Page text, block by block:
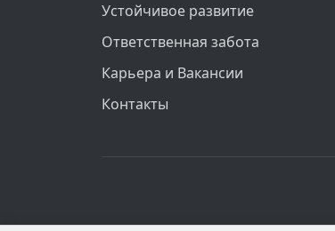
Устойчивое развитие
Ответственная забота
Карьера и Вакансии
Контакты